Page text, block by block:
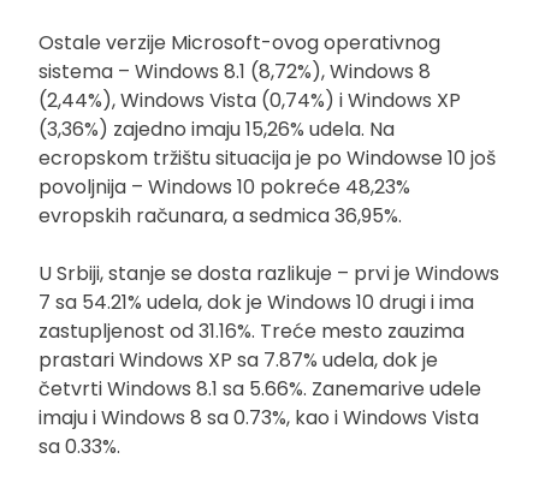
Ostale verzije Microsoft-ovog operativnog
sistema – Windows 8.1 (8,72%), Windows 8
(2,44%), Windows Vista (0,74%) i Windows XP
(3,36%) zajedno imaju 15,26% udela. Na
ecropskom tržištu situacija je po Windowse 10 još
povoljnija – Windows 10 pokreće 48,23%
evropskih računara, a sedmica 36,95%.
U Srbiji, stanje se dosta razlikuje – prvi je Windows
7 sa 54.21% udela, dok je Windows 10 drugi i ima
zastupljenost od 31.16%. Treće mesto zauzima
prastari Windows XP sa 7.87% udela, dok je
četvrti Windows 8.1 sa 5.66%. Zanemarive udele
imaju i Windows 8 sa 0.73%, kao i Windows Vista
sa 0.33%.